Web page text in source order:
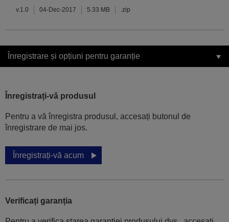
v.1.0 04-Dec-2017 5.33 MB .zip
Înregistrare și opțiuni pentru garanție
Înregistrați-vă produsul
Pentru a vă înregistra produsul, accesați butonul de
înregistrare de mai jos.
Înregistrați-vă acum
Verificați garanția